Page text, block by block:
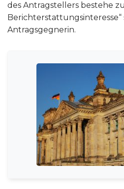
des Antragstellers bestehe
Berichterstattungsinteresse“
Antragsgegnerin.